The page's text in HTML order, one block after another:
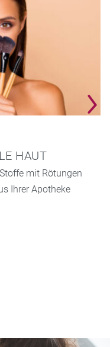
HAUT
mit Rötungen
Ihrer Apotheke